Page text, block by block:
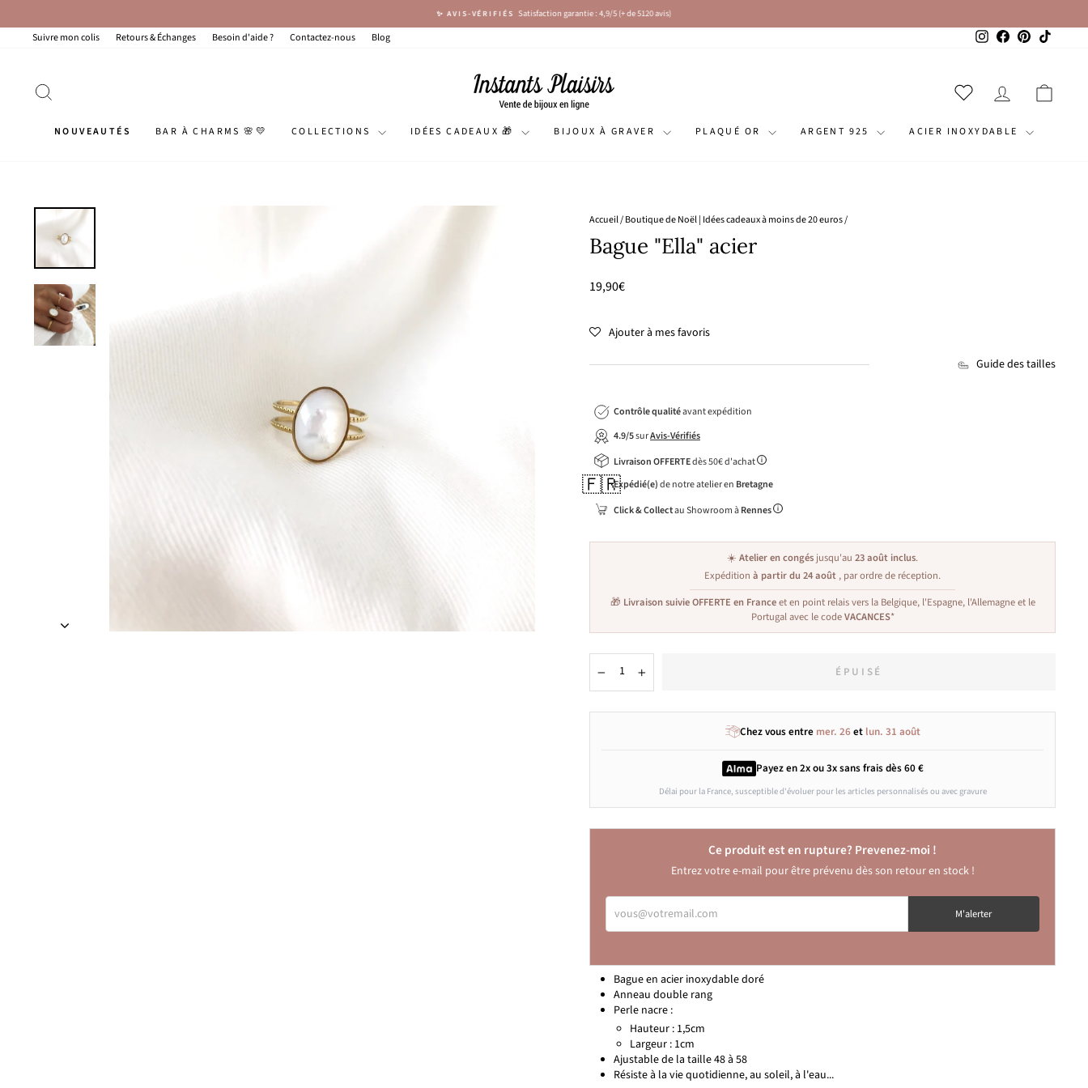
contenu
Diaporama
✨ AVIS-VÉRIFIÉS Satisfaction garantie : 4,9/5 (+ de 5120 avis)
Suivre mon colis Retours & Échanges Besoin d'aide ? Contactez-nous Blog InstagramFacebook
Pinterest
SE
NOUVEAUTÉS BAR À CHARMS 🌸💛 COLLECTIONS IDÉES CADEAUX 🎁 BIJOUX À GRAVER PLAQUÉ OR ARGENT 925 ACIER INOXYDABLE
Accueil/Boutique de Noël | Idées cadeaux à moins de 20 euros/
Bague "Ella" acier
Prix
19,90€
Ajouter à mes favoris
Guide des tailles
Contrôle qualitéavant expédition
4.9/5surAvis-Vérifiés
Livraison OFFERTEdès 50€ d'achat
🇫🇷Expédié(e)de notre atelier en Bretagne
Click & Collectau Showroom àRennes
☀️ Atelier en congés jusqu'au 23 août inclus.
Expédition à partir du 24 août , par ordre de réception.
🎁 Livraison suivie OFFERTE en Franceet en point relais vers la Belgique, l'Espagne, l'Allemagne et le
Portugal avec le codeVACANCES*
+
ÉPUISÉ
Chez vous entre mer. 26et lun. 31 août
Payez en 2x ou 3xsans fraisdès 60 €
Délai pour la France, susceptible d'évoluer pour les articles personnalisés ou avec gravure
Ce produit est en rupture? Prevenez-moi !
Entrez votre e-mail pour être prévenu dès son retour en stock !
M'alerter
Bague en acier inoxydable doré
Anneau double rang
Perle nacre :
Hauteur : 1,5cm
Largeur : 1cm
Ajustable de la taille 48 à 58
Résiste à la vie quotidienne, au soleil, à l'eau...